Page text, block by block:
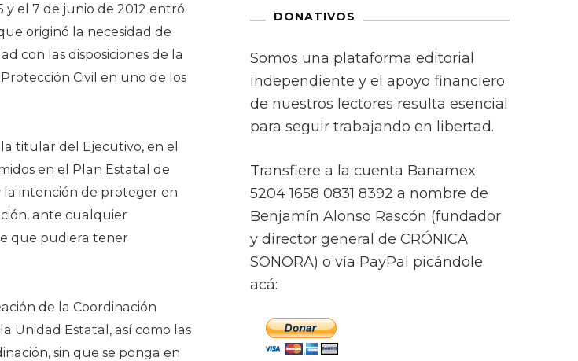
el 7 de junio de 2012 entró
originó la necesidad de
con las disposiciones de la
Civil en uno de los
titular del Ejecutivo, en el
en el Plan Estatal de
la intención de proteger en
ante cualquier
que pudiera tener
de la Coordinación
Unidad Estatal, así como las
sin que se ponga en
DONATIVOS
Somos una plataforma editorial
independiente y el apoyo financiero
de nuestros lectores resulta esencial
para seguir trabajando en libertad.
Transfiere a la cuenta Banamex
5204 1658 0831 8392 a nombre de
Benjamín Alonso Rascón (fundador
y director general de CRÓNICA
SONORA) o vía PayPal picándole
acá: